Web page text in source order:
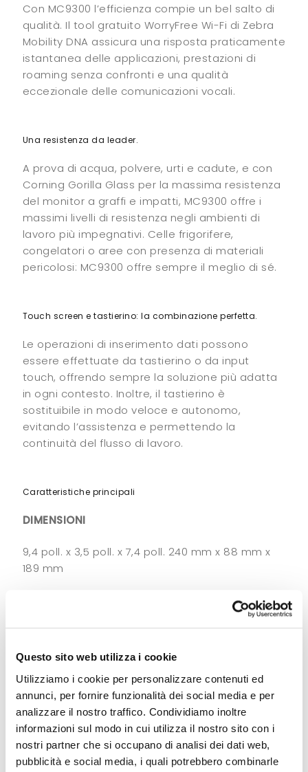
Questo sito web utilizza i cookie
Utilizziamo i cookie per personalizzare contenuti ed
annunci, per fornire funzionalità dei social media e per
analizzare il nostro traffico. Condividiamo inoltre
informazioni sul modo in cui utilizza il nostro sito con i
nostri partner che si occupano di analisi dei dati web,
pubblicità e social media, i quali potrebbero combinarle
Con MC9300 l’efficienza compie un bel salto di
qualità. Il tool gratuito WorryFree Wi-Fi di Zebra
Mobility DNA assicura una risposta praticamente
istantanea delle applicazioni, prestazioni di
roaming senza confronti e una qualità
eccezionale delle comunicazioni vocali.
Una resistenza da leader.
A prova di acqua, polvere, urti e cadute, e con
Corning Gorilla Glass per la massima resistenza
del monitor a graffi e impatti, MC9300 offre i
massimi livelli di resistenza negli ambienti di
lavoro più impegnativi. Celle frigorifere,
congelatori o aree con presenza di materiali
pericolosi: MC9300 offre sempre il meglio di sé.
Touch screen e tastierino: la combinazione perfetta.
Le operazioni di inserimento dati possono
essere effettuate da tastierino o da input
touch, offrendo sempre la soluzione più adatta
in ogni contesto. Inoltre, il tastierino è
sostituibile in modo veloce e autonomo,
evitando l’assistenza e permettendo la
continuità del flusso di lavoro.
Caratteristiche principali
DIMENSIONI
9,4 poll. x 3,5 poll. x 7,4 poll. 240 mm x 88 mm x
189 mm
26,9 once/765 g con batteria S
SISTEMA OPERATIVO
Android 8.1 Oreo con Restricted Mode di Zebra
per il controllo di GMS e altri servizi con
disponibilità di upgrade per Android R